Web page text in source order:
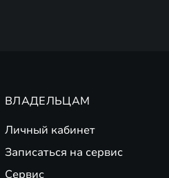
ВЛАДЕЛЬЦАМ
Личный кабинет
Записаться на сервис
Сервис